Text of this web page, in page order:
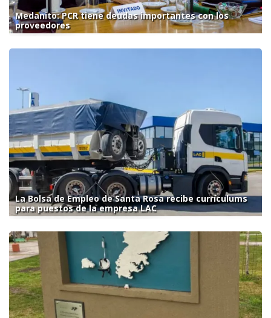
Medanito: PCR tiene deudas importantes con los
proveedores
La Bolsa de Empleo de Santa Rosa recibe currículums
para puestos de la empresa LAC